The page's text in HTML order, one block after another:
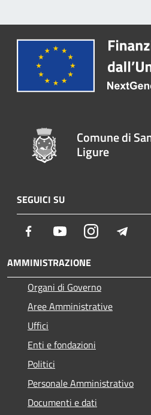
Comune di
Ligure
SEGUICI SU
Facebook YoutubeInstagram
AMMINISTRAZIONE
Organi di Governo
Aree Amministrative
Uffici
Enti e fondazioni
Politici
Personale Amministrativo
Documenti e dati